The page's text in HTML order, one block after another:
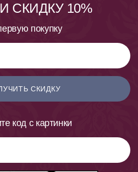
СКИДКУ 10%
покупку
СКИДКУ
код с картинки